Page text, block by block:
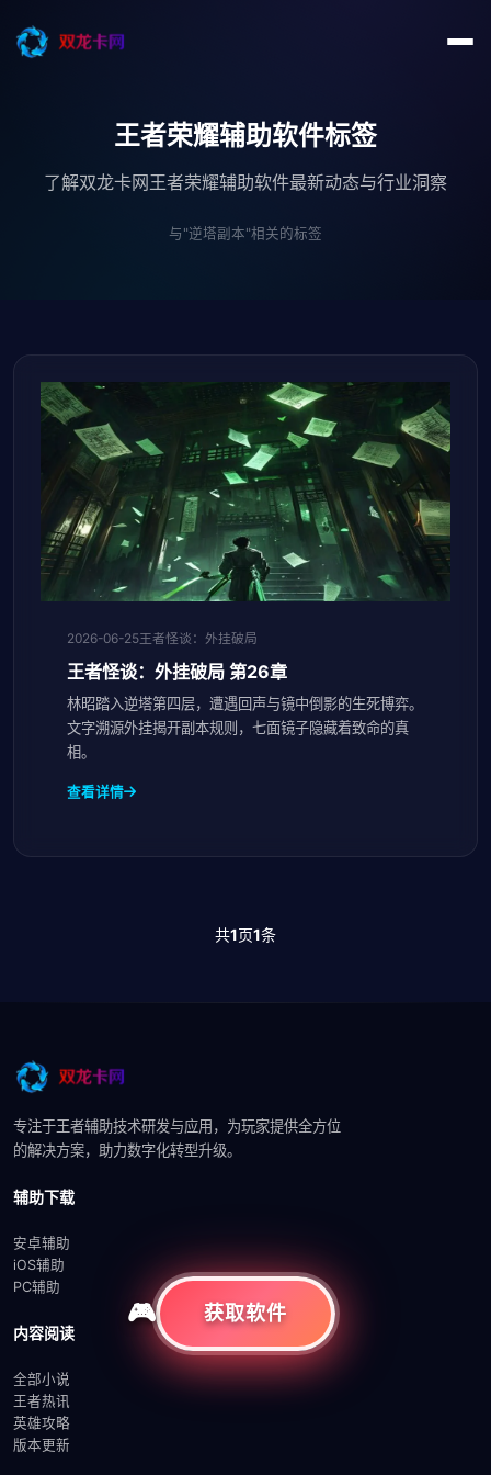
王者荣耀辅助软件标签
了解双龙卡网王者荣耀辅助软件最新动态与行业洞察
与"逆塔副本"相关的标签
2026-06-25王者怪谈：外挂破局
王者怪谈：外挂破局 第26章
林昭踏入逆塔第四层，遭遇回声与镜中倒影的生死博弈。
文字溯源外挂揭开副本规则，七面镜子隐藏着致命的真
相。
查看详情
共1页1条
专注于王者辅助技术研发与应用，为玩家提供全方位
的解决方案，助力数字化转型升级。
辅助下载
安卓辅助
iOS辅助
PC辅助
内容阅读
全部小说
王者热讯
英雄攻略
版本更新
获取软件